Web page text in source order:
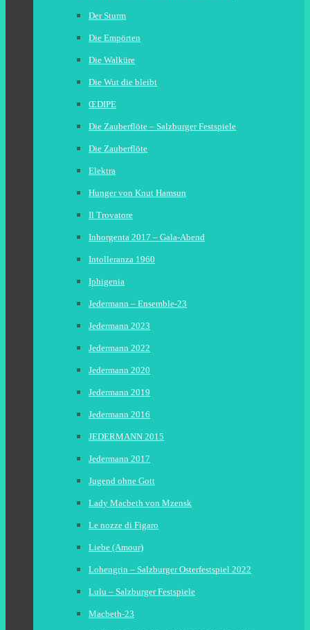
Der Sturm
Die Empörten
Die Walküre
Die Wut die bleibt
ŒDIPE
Die Zauberflöte – Salzburger Festspiele
Die Zauberflöte
Elektra
Hunger von Knut Hamsun
Il Trovatore
Inhorgenta 2017 – Gala-Abend
Intolleranza 1960
Iphigenia
Jedermann – Ensemble-23
Jedermann 2023
Jedermann 2022
Jedermann 2020
Jedermann 2019
Jedermann 2016
JEDERMANN 2015
Jedermann 2017
Jugend ohne Gott
Lady Macbeth von Mzensk
Le nozze di Figaro
Liebe (Amour)
Lohengrin – Salzburger Osterfestspiel 2022
Lulu – Salzburger Festspiele
Macbeth-23